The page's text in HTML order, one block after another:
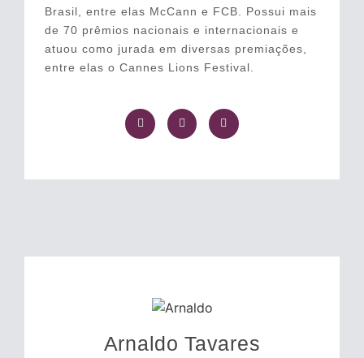
Brasil, entre elas McCann e FCB. Possui mais
de 70 prêmios nacionais e internacionais e
atuou como jurada em diversas premiações,
entre elas o Cannes Lions Festival.
Arnaldo Tavares